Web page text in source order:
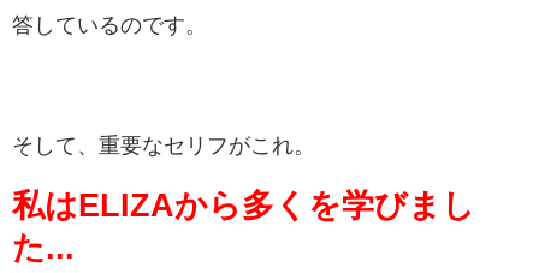
答しているのです。
そして、重要なセリフがこれ。
私はELIZAから多くを学びまし
た...